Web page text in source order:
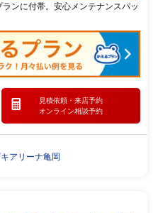
ンに付帯。安心メンテナンスパッ
見積依頼・ 来店予約
オンライン相談予約
アリーナ亀岡